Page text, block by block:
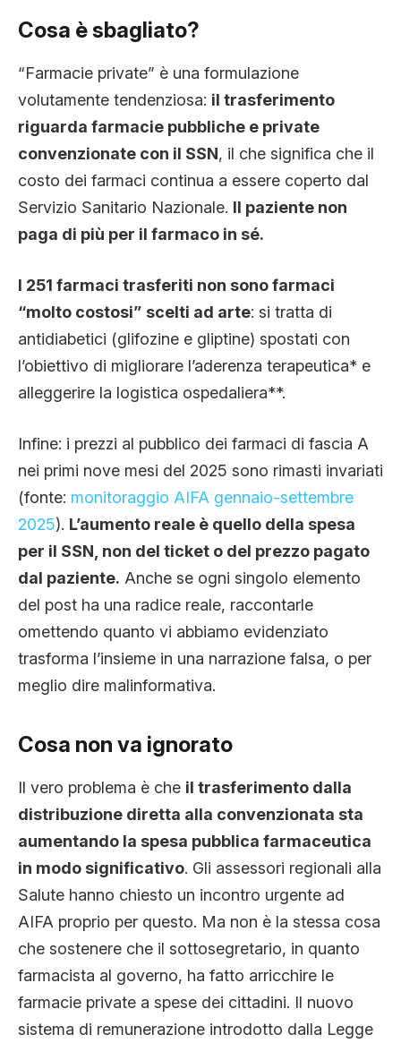
Cosa è sbagliato?
“Farmacie private” è una formulazione
volutamente tendenziosa: il trasferimento
riguarda farmacie pubbliche e private
convenzionate con il SSN, il che significa che il
costo dei farmaci continua a essere coperto dal
Servizio Sanitario Nazionale. Il paziente non
paga di più per il farmaco in sé.
I 251 farmaci trasferiti non sono farmaci
“molto costosi” scelti ad arte: si tratta di
antidiabetici (glifozine e gliptine) spostati con
l’obiettivo di migliorare l’aderenza terapeutica* e
alleggerire la logistica ospedaliera**.
Infine: i prezzi al pubblico dei farmaci di fascia A
nei primi nove mesi del 2025 sono rimasti invariati
(fonte: monitoraggio AIFA gennaio-settembre
2025). L’aumento reale è quello della spesa
per il SSN, non del ticket o del prezzo pagato
dal paziente. Anche se ogni singolo elemento
del post ha una radice reale, raccontarle
omettendo quanto vi abbiamo evidenziato
trasforma l’insieme in una narrazione falsa, o per
meglio dire malinformativa.
Cosa non va ignorato
Il vero problema è che il trasferimento dalla
distribuzione diretta alla convenzionata sta
aumentando la spesa pubblica farmaceutica
in modo significativo. Gli assessori regionali alla
Salute hanno chiesto un incontro urgente ad
AIFA proprio per questo. Ma non è la stessa cosa
che sostenere che il sottosegretario, in quanto
farmacista al governo, ha fatto arricchire le
farmacie private a spese dei cittadini. Il nuovo
sistema di remunerazione introdotto dalla Legge